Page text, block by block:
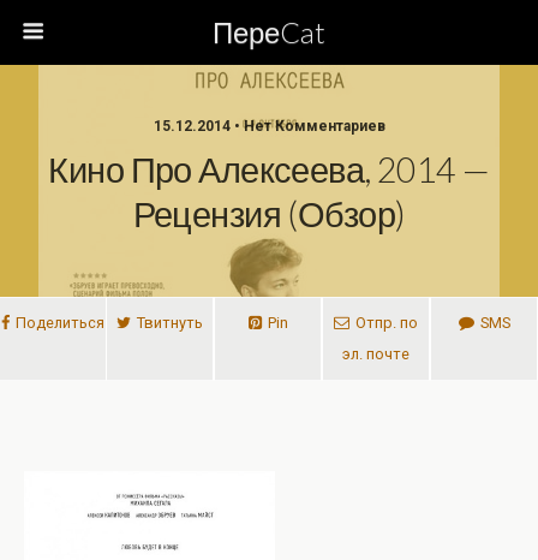
ПереCat
15.12.2014 • Нет Комментариев
Кино Про Алексеева, 2014 —
Рецензия (обзор)
Поделиться Твитнуть Pin
Отпр. по
эл. почте
SMS